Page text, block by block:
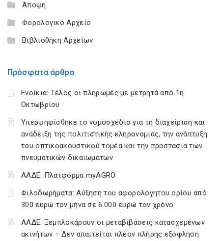
Άποψη
Φορολογικό Αρχείο
Βιβλιοθήκη Αρχείων
Πρόσφατα άρθρα
Ενοίκια: Τέλος οι πληρωμές με μετρητά από 1η
Οκτωβρίου
Υπερψηφίσθηκε το νομοσχέδιο για τη διαχείριση και
ανάδειξη της πολιτιστικής κληρονομιάς, την ανάπτυξη
του οπτικοακουστικού τομέα και την προστασία των
πνευματικών δικαιωμάτων
ΑΑΔΕ: Πλατφόρμα myAGRO
Φιλοδωρήματα: Αύξηση του αφορολόγητου ορίου από
300 ευρώ τον μήνα σε 6.000 ευρώ τον χρόνο
ΑΑΔΕ: Ξεμπλοκάρουν οι μεταβιβάσεις κατασχεμένων
ακινήτων – Δεν απαιτείται πλέον πλήρης εξόφληση